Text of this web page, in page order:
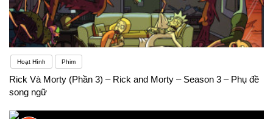
Hoạt Hình Phim
Rick Và Morty (Phần 3) – Rick and Morty – Season 3 – Phụ đề
song ngữ